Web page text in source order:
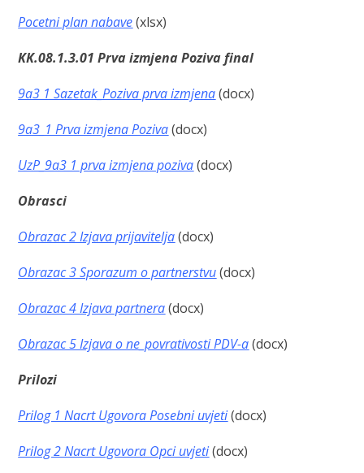
Pocetni plan nabave(xlsx)
KK.08.1.3.01 Prva izmjena Poziva final
9a3 1 Sazetak_Poziva prva izmjena(docx)
9a3_1 Prva izmjena Poziva(docx)
UzP_9a3 1 prva izmjena poziva(docx)
Obrasci
Obrazac 2 Izjava prijavitelja(docx)
Obrazac 3 Sporazum o partnerstvu(docx)
Obrazac 4 Izjava partnera(docx)
Obrazac 5 Izjava o ne_povrativosti PDV-a(docx)
Prilozi
Prilog 1 Nacrt Ugovora Posebni uvjeti(docx)
Prilog 2 Nacrt Ugovora Opci uvjeti(docx)